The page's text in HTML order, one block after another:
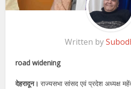
Written by
road widening
देहरादून। राज्यसभा सांसद एवं प्रदेश अध्यक्ष